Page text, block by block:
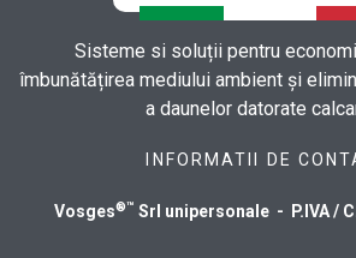
Sisteme si soluții pentru
îmbunătățirea mediului ambient și
a daunelor datorate
INFORMATII DE
Vosges®™ Srl unipersonale - P.IVA /